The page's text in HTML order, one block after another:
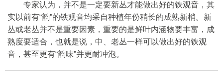
专家认为，并不是一定要新丛才能做出好的铁观音，其
实以前有“韵”的铁观音均采自种植年份稍长的成熟新梢。新
丛或老丛并不是重要因素，重要的是鲜叶内涵物要丰富，成
熟度要适合，也就是说，中、老丛一样可以做出好的铁观
音，甚至更有“韵味”并更耐冲泡。